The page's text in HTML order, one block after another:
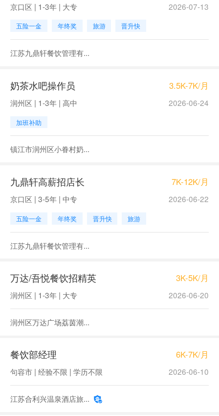
京口区 | 1-3年 | 大专 2026-07-13
五险一金 年终奖 旅游 晋升快
江苏九鼎轩餐饮管理有...
奶茶水吧操作员 3.5K-7K/月
润州区 | 1-3年 | 高中 2026-06-24
加班补助
镇江市润州区小眷村奶...
九鼎轩高薪招店长 7K-12K/月
京口区 | 3-5年 | 中专 2026-06-22
五险一金 年终奖 晋升快 旅游
江苏九鼎轩餐饮管理有...
万达/吾悦餐饮招精英 3K-5K/月
润州区 | 1-3年 | 大专 2026-06-20
润州区万达广场荔茵潮...
餐饮部经理 6K-7K/月
句容市 | 经验不限 | 学历不限 2026-06-10
江苏合利兴温泉酒店旅...